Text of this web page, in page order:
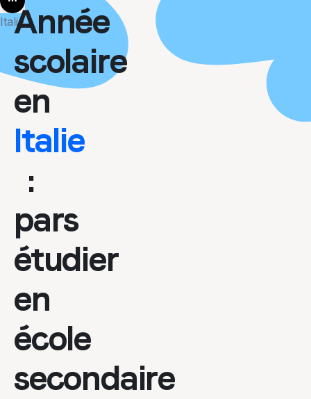
More
ItalieAnnée
scolaire
en
Italie
:
pars
étudier
en
école
secondaire